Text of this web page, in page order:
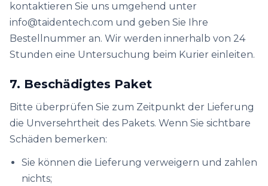
kontaktieren Sie uns umgehend unter
info@taidentech.com und geben Sie Ihre
Bestellnummer an. Wir werden innerhalb von 24
Stunden eine Untersuchung beim Kurier einleiten.
7. Beschädigtes Paket
Bitte überprüfen Sie zum Zeitpunkt der Lieferung
die Unversehrtheit des Pakets. Wenn Sie sichtbare
Schäden bemerken:
Sie können die Lieferung verweigern und zahlen
nichts;